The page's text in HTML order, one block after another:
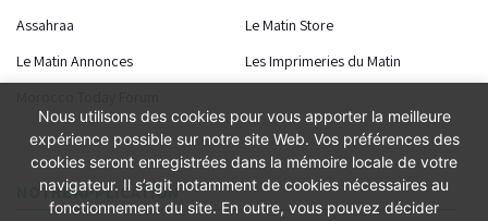
Assahraa
Le Matin Store
Le Matin Annonces
Les Imprimeries du Matin
NOTRE APPLICATION
Nous utilisons des cookies pour vous apporter la meilleure
expérience possible sur notre site Web. Vos préférences des
cookies seront enregistrées dans la mémoire locale de votre
navigateur. Il s’agit notamment de cookies nécessaires au
fonctionnement du site. En outre, vous pouvez décider